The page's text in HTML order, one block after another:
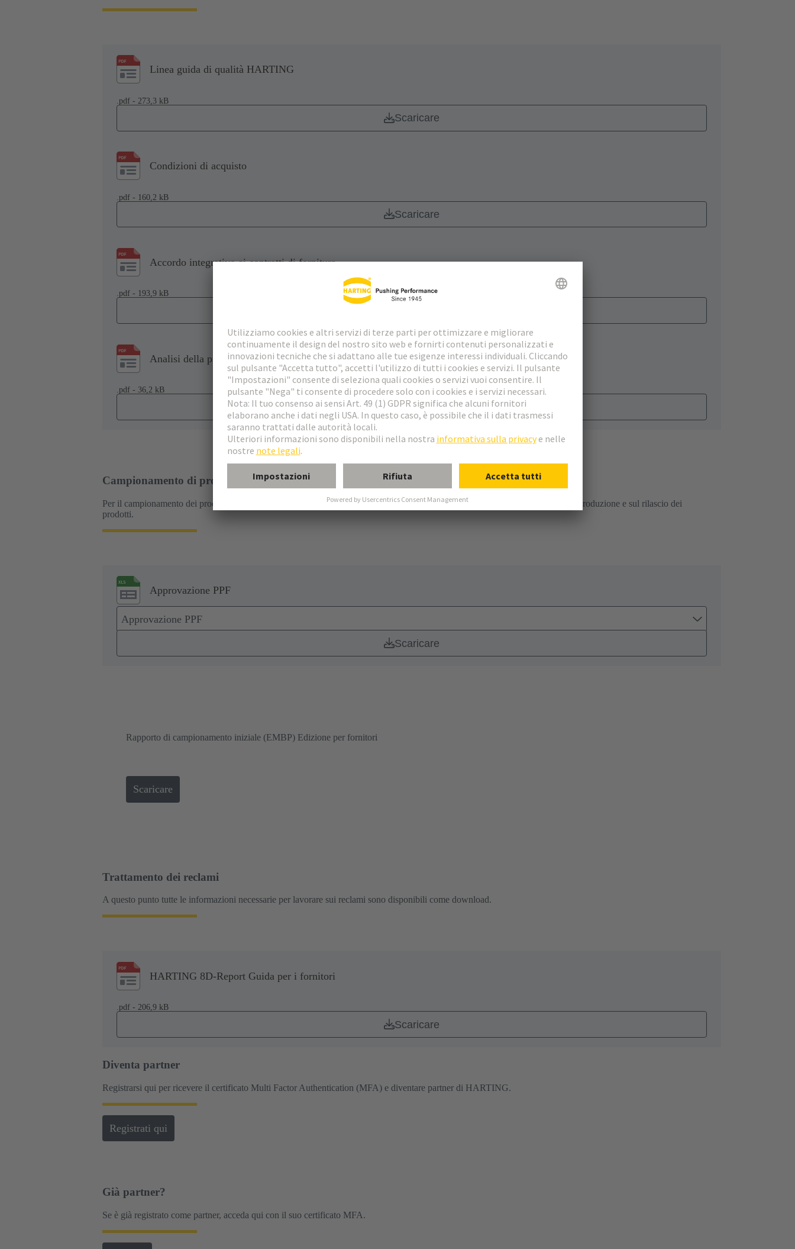
Linea guida di qualità HARTING
.pdf - 273,3 kB
Scaricare
Condizioni di acquisto
.pdf - 160,2 kB
Scaricare
Accordo integrativo ai contratti di fornitura
.pdf - 193,9 kB
Analisi della producibilità
.pdf - 36,2 kB
Scaricare
Campionamento di prodotti e processi produttivi
Per il campionamento dei prodotti e dei processi di produzione, in questa rubrica troverete il cosiddetto Rapporto sui processi di produzione e sul rilascio dei
prodotti.
Approvazione PPF
Approvazione PPF
Scaricare
Rapporto di campionamento iniziale (EMBP) Edizione per fornitori
Scaricare
Trattamento dei reclami
A questo punto tutte le informazioni necessarie per lavorare sui reclami sono disponibili come download.
HARTING 8D-Report Guida per i fornitori
.pdf - 206,9 kB
Scaricare
Diventa partner
Registrarsi qui per ricevere il certificato Multi Factor Authentication (MFA) e diventare partner di HARTING.
Registrati qui
Già partner?
Se è già registrato come partner, acceda qui con il suo certificato MFA.